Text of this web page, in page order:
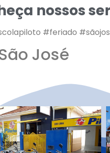
nossos
#feriado
José